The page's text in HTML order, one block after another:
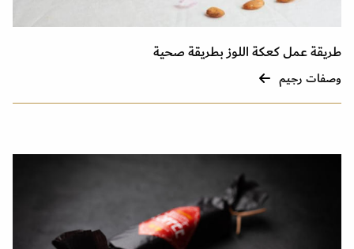
طريقة عمل كعكة اللوز بطريقة صحية
وصفات رجيم